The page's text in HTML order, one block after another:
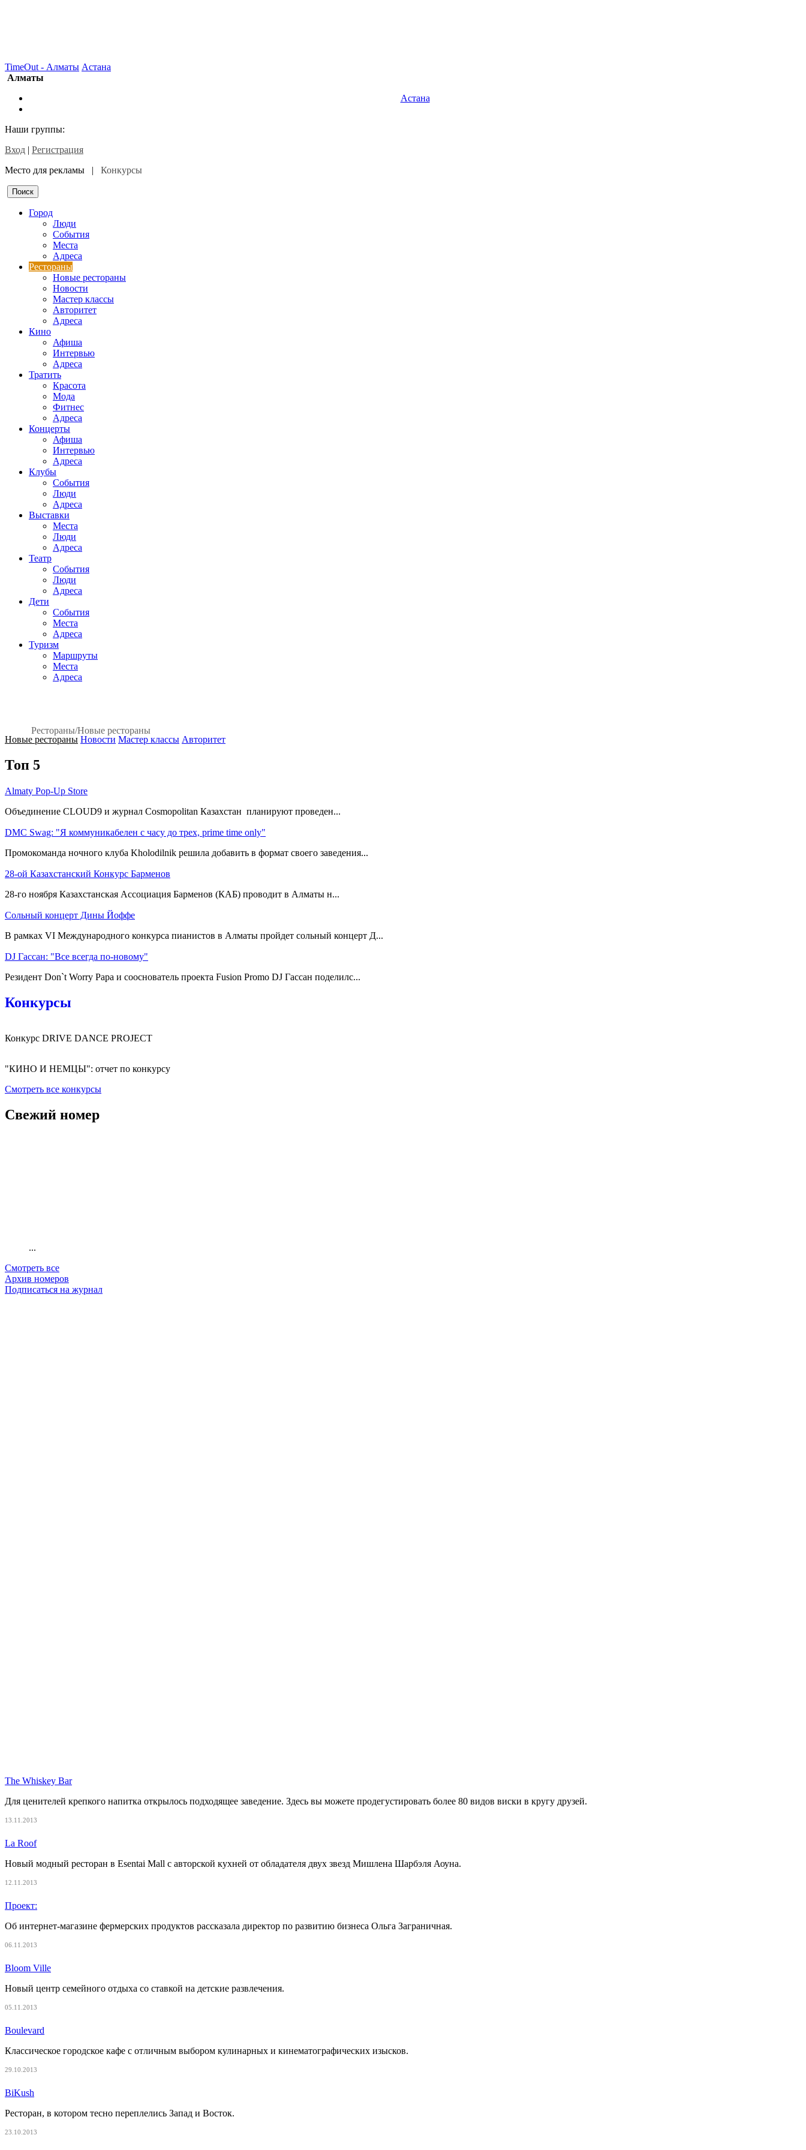
TimeOut - Алматы Астана
Алматы
Астана
Наши группы:
Вход | Регистрация
Место для рекламы | Конкурсы
Город
Люди
События
Места
Адреса
Рестораны
Новые рестораны
Новости
Мастер классы
Авторитет
Адреса
Кино
Афиша
Интервью
Адреса
Тратить
Красота
Мода
Фитнес
Адреса
Концерты
Афиша
Интервью
Адреса
Клубы
События
Люди
Адреса
Выставки
Места
Люди
Адреса
Театр
События
Люди
Адреса
Дети
События
Места
Адреса
Туризм
Маршруты
Места
Адреса
Рестораны/Новые рестораны
Новые рестораны Новости Мастер классы Авторитет
Топ 5
Almaty Pop-Up Store
Объединение CLOUD9 и журнал Cosmopolitan Казахстан планируют проведен...
DMC Swag: "Я коммуникабелен с часу до трех, prime time only"
Промокоманда ночного клуба Kholodilnik решила добавить в формат своего заведения...
28-ой Казахстанский Конкурс Барменов
28-го ноября Казахстанская Ассоциация Барменов (КАБ) проводит в Алматы н...
Сольный концерт Дины Йоффе
В рамках VI Международного конкурса пианистов в Алматы пройдет сольный концерт Д...
DJ Гассан: "Все всегда по-новому"
Резидент Don`t Worry Papa и сооснователь проекта Fusion Promo DJ Гассан поделилс...
Конкурсы
Конкурс DRIVE DANCE PROJECT
"КИНО И НЕМЦЫ": отчет по конкурсу
Смотреть все конкурсы
Свежий номер
...
Смотреть все
Архив номеров
Подписаться на журнал
The Whiskey Bar
Для ценителей крепкого напитка открылось подходящее заведение. Здесь вы можете продегустировать более 80 видов виски в кругу друзей.
13.11.2013
La Roof
Новый модный ресторан в Esentai Mall с авторской кухней от обладателя двух звезд Мишлена Шарбэля Аоуна.
12.11.2013
Проект:
Об интернет-магазине фермерских продуктов рассказала директор по развитию бизнеса Ольга Заграничная.
06.11.2013
Bloom Ville
Новый центр семейного отдыха со ставкой на детские развлечения.
05.11.2013
Boulevard
Классическое городское кафе с отличным выбором кулинарных и кинематографических изысков.
29.10.2013
BiKush
Ресторан, в котором тесно переплелись Запад и Восток.
23.10.2013